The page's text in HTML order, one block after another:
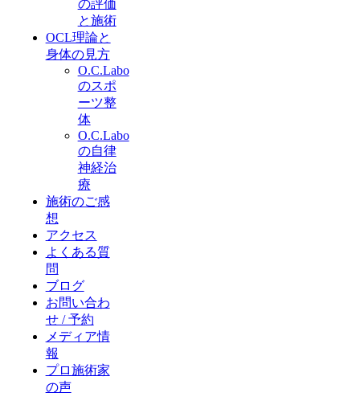
の評価
と施術
OCL理論と
身体の見方
O.C.Labo
のスポ
ーツ整
体
O.C.Labo
の自律
神経治
療
施術のご感
想
アクセス
よくある質
問
ブログ
お問い合わ
せ / 予約
メディア情
報
プロ施術家
の声